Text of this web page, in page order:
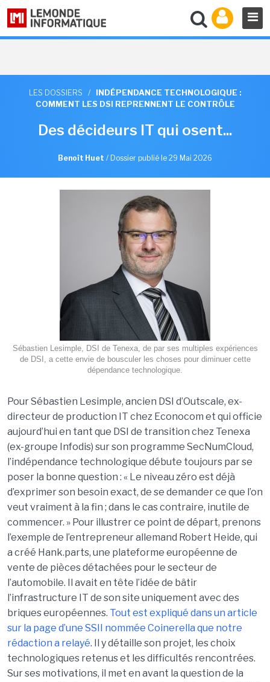
LES DOSSIERS /
INDÉPENDANCE TECHNOLOGIQUE :
COMMENT LES DSI REPRENNENT LE CONTRÔLE
Des décideurs IT qui osent...
Benoît Huet / Dossier publié le 29 Mai 2026
Sébastien Lesimple, DSI de Tenexa, de par ses multiples expériences
de DSI, a cette envie de bousculer les choses pour diminuer cette
dépendance technologique.
Pour Sébastien Lesimple, ancien DSI d’Outscale, ex-
directeur de production IT chez Econocom et qui officie
aujourd’hui en tant que DSI de transition chez Tenexa
(ex-groupe Infodis) sur son programme SecNumCloud,
l’indépendance technologique débute toujours par se
poser la bonne question : « Le niveau zéro est déjà
d’exprimer son besoin exact, de se demander ce que l’on
veut vraiment à la fin ; dans le cas contraire, inutile de
commencer. » Pour illustrer ce point de départ, prenons
l’exemple de l’entrepreneur allemand Robert Heide, qui
a créé Hank.parts, une plateforme européenne de
vente de pièces détachées pour le secteur de
l’automobile. Il avait en tête l’idée de bâtir
l’infrastructure IT de son site uniquement avec des
briques européennes. Tout est expliqué dans un article
sur la page d’une SSII nommée Coinerella que notre
rédaction a relayé. Il y détaille son projet, les choix
technologiques retenus et les difficultés rencontrées.
Sur ses motivations, il met en avant la question de la